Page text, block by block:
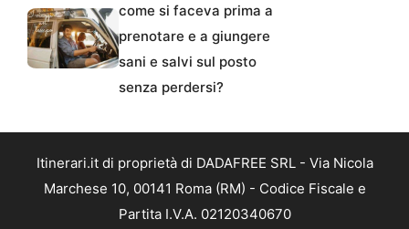
come si faceva prima a
prenotare e a giungere
sani e salvi sul posto
senza perdersi?
Itinerari.it di proprietà di DADAFREE SRL - Via Nicola
Marchese 10, 00141 Roma (RM) - Codice Fiscale e
Partita I.V.A. 02120340670